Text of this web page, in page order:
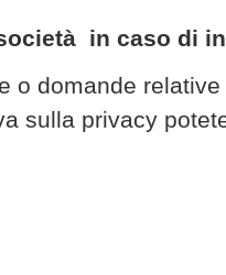
in caso di
o domande relative
sulla privacy